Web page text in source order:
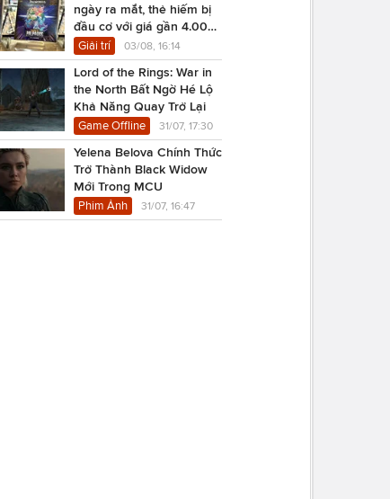
ngày ra mắt, thẻ hiếm bị
đầu cơ với giá gần 4.000
USD
Giải trí 03/08, 16:14
Lord of the Rings: War in
the North Bất Ngờ Hé Lộ
Khả Năng Quay Trở Lại
Game Offline 31/07, 17:30
Yelena Belova Chính Thức
Trở Thành Black Widow
Mới Trong MCU
Phim Ảnh 31/07, 16:47